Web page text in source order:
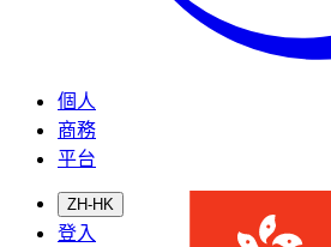
個人
商務
平台
ZH-HK
登入